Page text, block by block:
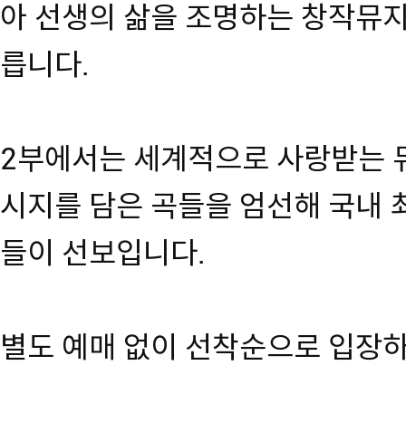
아 선생의 삶을 조명하는 창작뮤
릅니다.
2부에서는 세계적으로 사랑받는
시지를 담은 곡들을 엄선해 국내
들이 선보입니다.
별도 예매 없이 선착순으로 입장